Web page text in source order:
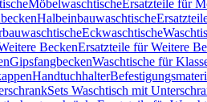
MöbelwaschtischeErsatzteile für
Halbeinbauwaschtische
Eckwaschtische
BeckenErsatzteile für Weitere
GipsfangbeckenWaschtische für
Handtuchhalter
Sets Waschtisch mit